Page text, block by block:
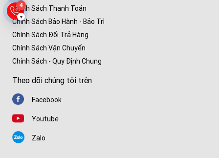
4
▾
Chính Sách Thanh Toán
Chính Sách Bảo Hành - Bảo Trì
Chính Sách Đổi Trả Hàng
Chính Sách Vận Chuyển
Chính Sách - Quy Định Chung
Theo dõi chúng tôi trên
Facebook
Youtube
Zalo